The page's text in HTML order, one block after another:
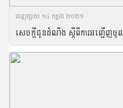
ចេញ​ផ្សាយ​ ១៤ កក្កដា ២០២១